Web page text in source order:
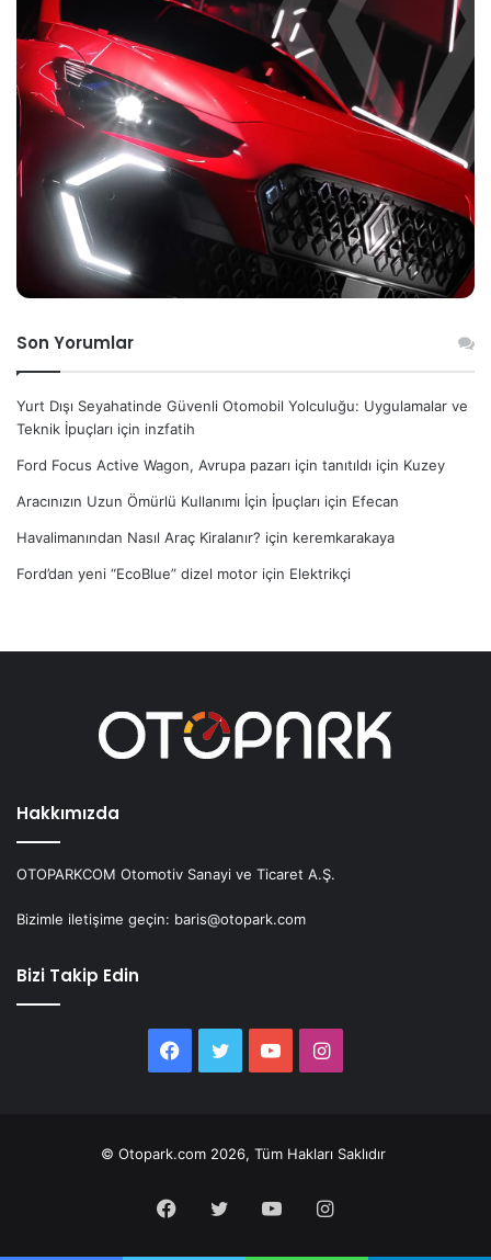
Son Yorumlar
Yurt Dışı Seyahatinde Güvenli Otomobil Yolculuğu: Uygulamalar ve
Teknik İpuçları için inzfatih
Ford Focus Active Wagon, Avrupa pazarı için tanıtıldı için Kuzey
Aracınızın Uzun Ömürlü Kullanımı İçin İpuçları için Efecan
Havalimanından Nasıl Araç Kiralanır? için keremkarakaya
Ford’dan yeni “EcoBlue” dizel motor için Elektrikçi
Hakkımızda
OTOPARKCOM Otomotiv Sanayi ve Ticaret A.Ş.
Bizimle iletişime geçin: baris@otopark.com
Bizi Takip Edin
Facebook
Twitter YouTubeInstagram
© Otopark.com 2026, Tüm Hakları Saklıdır
Facebook
Twitter YouTubeInstagram